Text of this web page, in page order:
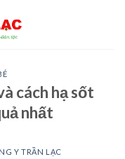
cách hạ sốt
nhất
Y TRẦN LẠC